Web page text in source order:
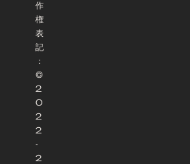
作
権
表
記
：
©
2
0
2
2
-
2